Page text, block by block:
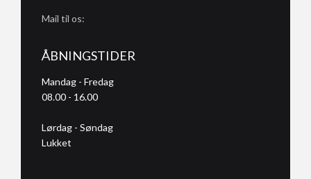
Mail til os:
ÅBNINGSTIDER
Mandag - Fredag
08.00 - 16.00
Lørdag - Søndag
Lukket